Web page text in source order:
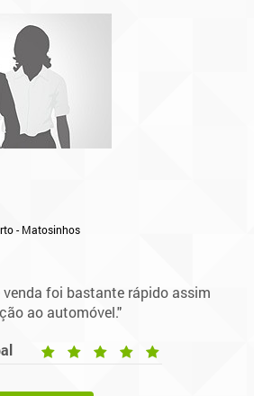
- Matosinhos
venda foi bastante rápido assim
ao automóvel."